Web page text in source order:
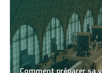
Comment préparer sa